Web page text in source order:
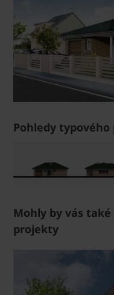
Pohledy typového
Mohly by vás
projekty